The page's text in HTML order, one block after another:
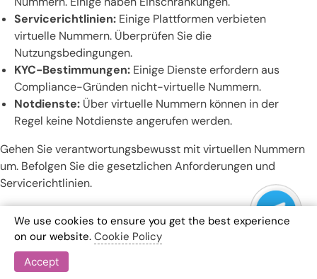
Servicerichtlinien: Einige Plattformen verbieten
virtuelle Nummern. Überprüfen Sie die
Nutzungsbedingungen.
KYC-Bestimmungen: Einige Dienste erfordern aus
Compliance-Gründen nicht-virtuelle Nummern.
Notdienste: Über virtuelle Nummern können in der
Regel keine Notdienste angerufen werden.
Gehen Sie verantwortungsbewusst mit virtuellen Nummern
um. Befolgen Sie die gesetzlichen Anforderungen und
Servicerichtlinien.
Wie schneiden virtuelle Nummern im
Vergleich zu herkömmlichen
Telefonnummern für OTP ab?
We use cookies to ensure you get the best experience
on our website. Cookie Policy
Accept